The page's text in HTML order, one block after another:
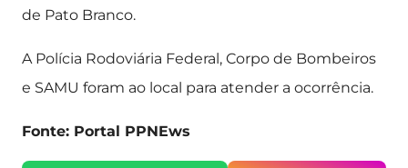
de Pato Branco.
A Polícia Rodoviária Federal, Corpo de Bombeiros
e SAMU foram ao local para atender a ocorrência.
Fonte: Portal PPNEws